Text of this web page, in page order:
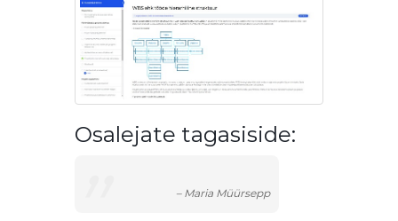
Osalejate tagasiside:
– Maria Müürsepp